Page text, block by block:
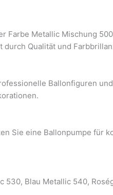
Farbe Metallic Mischung
Qualität und
Ballonfiguren
Sie eine Ballonpumpe
530, Blau Metallic 540,